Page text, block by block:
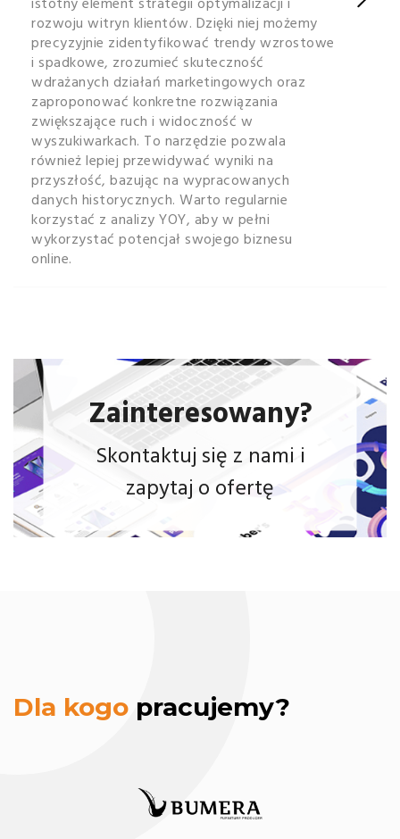
rozwoju witryn klientów. Dzięki niej możemy
precyzyjnie zidentyfikować trendy wzrostowe
i spadkowe, zrozumieć skuteczność
wdrażanych działań marketingowych oraz
zaproponować konkretne rozwiązania
zwiększające ruch i widoczność w
wyszukiwarkach. To narzędzie pozwala
również lepiej przewidywać wyniki na
przyszłość, bazując na wypracowanych
danych historycznych. Warto regularnie
korzystać z analizy YOY, aby w pełni
wykorzystać potencjał swojego biznesu
online.
Zainteresowany?
Skontaktuj się z nami i
zapytaj o ofertę
Dla kogo pracujemy?